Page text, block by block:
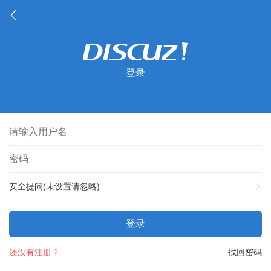
登录
安全提问(未设置请忽略)
登录
找回密码
还没有注册？